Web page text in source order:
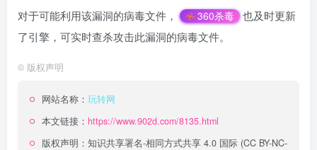
对于可能利用该漏洞的病毒文件， 360杀毒
也及时更新
了引擎，可实时查杀攻击此漏洞的病毒文件。
© 版权声明
网站名称： 玩转网
本文链接： https://www.902d.com/8135.html
版权声明： 知识共享署名-相同方式共享 4.0 国际 (CC BY-NC-